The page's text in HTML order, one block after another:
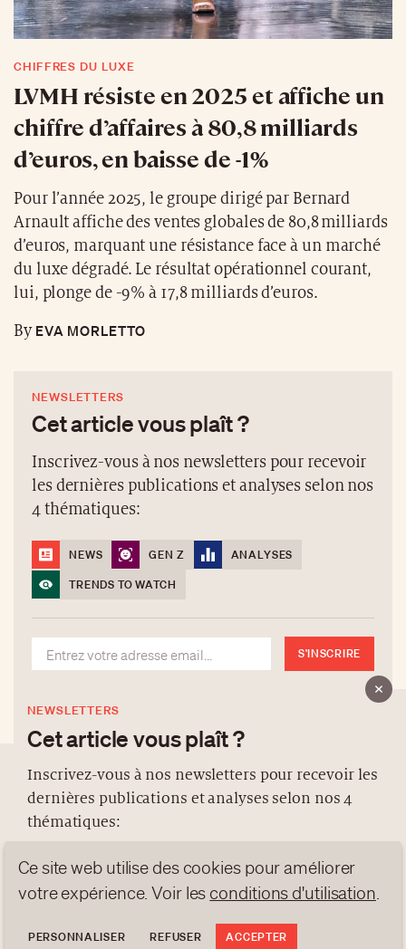
CHIFFRES DU LUXE
LVMH résiste en 2025 et affiche un
chiffre d’affaires à 80,8 milliards
d’euros, en baisse de -1%
Pour l’année 2025, le groupe dirigé par Bernard
Arnault affiche des ventes globales de 80,8 milliards
d’euros, marquant une résistance face à un marché
du luxe dégradé. Le résultat opérationnel courant,
lui, plonge de -9% à 17,8 milliards d’euros.
ByEVA MORLETTO
NEWSLETTERS
Cet article vous plaît ?
Inscrivez-vous à nos newsletters pour recevoir
les dernières publications et analyses selon nos
4 thématiques:
NEWS GEN Z
ANALYSES
TRENDS TO WATCH
S'INSCRIRE
NEWSLETTERS
Cet article vous plaît ?
Inscrivez-vous à nos newsletters pour recevoir les
dernières publications et analyses selon nos 4
thématiques:
NEWS GEN Z
ANALYSES
TRENDS TO WATCH
À PROPOS
PROTECTION DES DONNÉES
contact@luxurytribune.com
Conçu parAntistatique
Ce site web utilise des cookies pour améliorer
votre expérience. Voir les conditions d'utilisation
PERSONNALISER REFUSER ACCEPTER